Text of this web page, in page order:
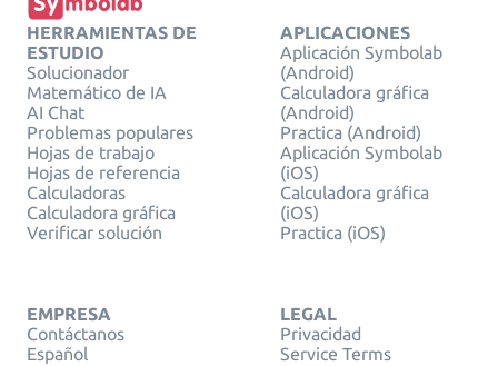
HERRAMIENTAS DE
ESTUDIO
Solucionador
Matemático de IA
AI Chat
Problemas populares
Hojas de trabajo
Hojas de referencia
Calculadoras
Calculadora gráfica
Verificar solución
APLICACIONES
Aplicación Symbolab
(Android)
Calculadora gráfica
(Android)
Practica (Android)
Aplicación Symbolab
(iOS)
Calculadora gráfica
(iOS)
Practica (iOS)
EMPRESA
Contáctanos
Español
LEGAL
Privacidad
Service Terms